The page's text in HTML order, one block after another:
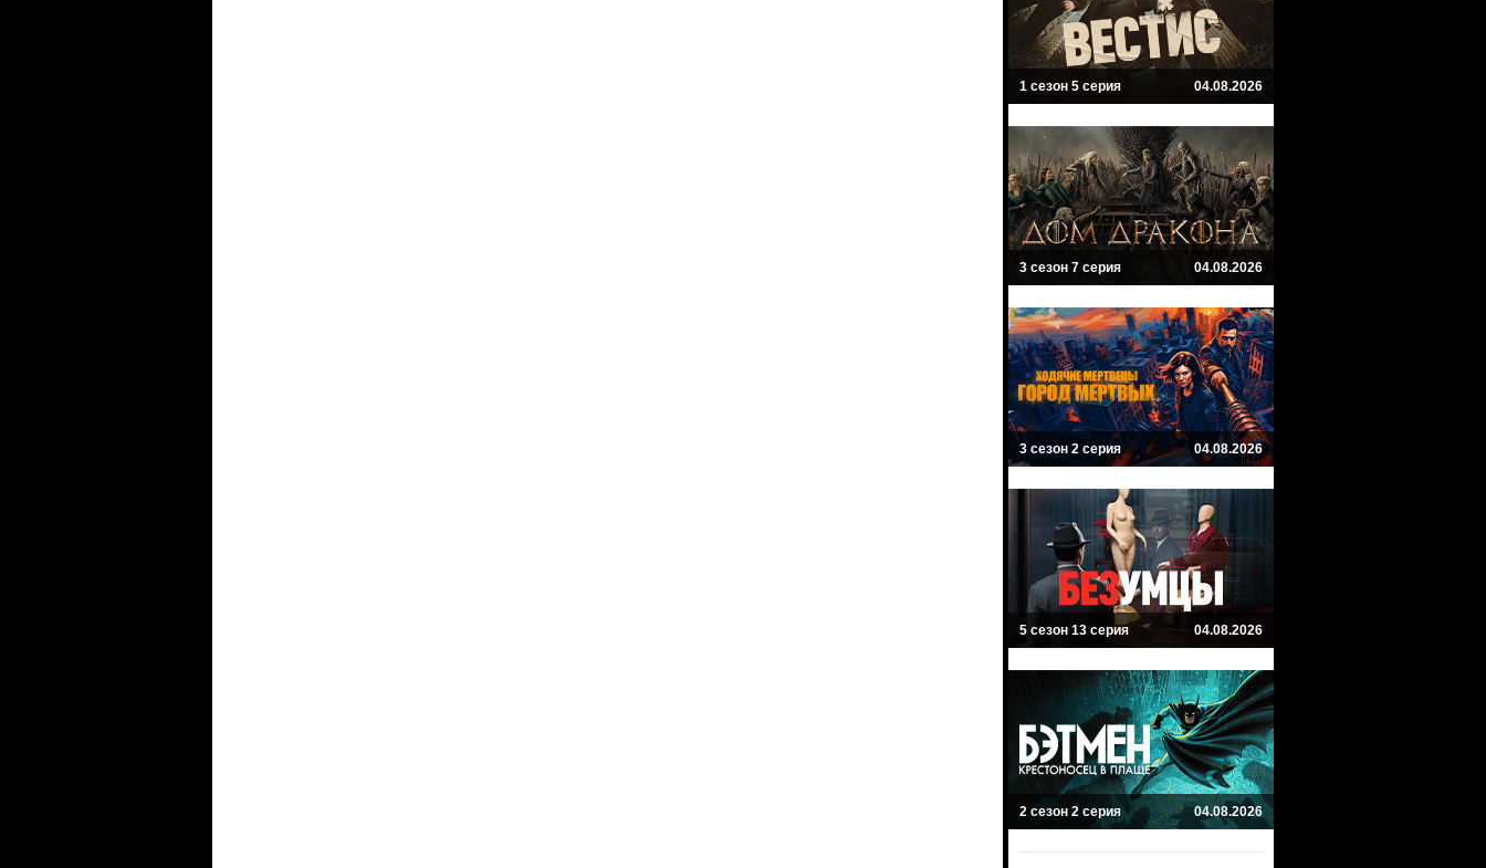
1 сезон 5 серия 04.08.2026
3 сезон 7 серия 04.08.2026
3 сезон 2 серия 04.08.2026
5 сезон 13 серия 04.08.2026
2 сезон 2 серия 04.08.2026